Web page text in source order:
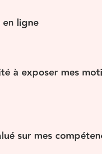
ligne
à exposer mes
sur mes